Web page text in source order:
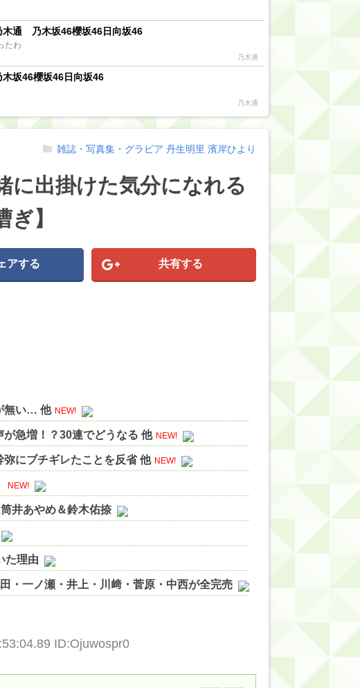
木通 乃木坂46櫻坂46日向坂46
たわ
乃木通
坂46櫻坂46日向坂46
乃木通
に出掛けた気分になれる
】
雑誌・写真集・グラビア 丹生明里 濱岸ひより
アする 共有する
無い… 他 NEW!
が急増！？30連でどうなる 他 NEW!
弥にブチギレたことを反省 他 NEW!
NEW!
井あやめ＆鈴木佑捺
た理由
・一ノ瀬・井上・川﨑・菅原・中西が全完売
はマジギレしてる
ID:Ojuwospr0